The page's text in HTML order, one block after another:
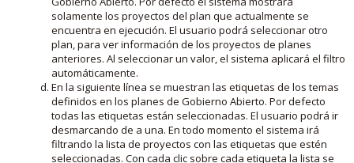
solamente los proyectos del plan que actualmente se
encuentra en ejecución. El usuario podrá seleccionar otro
plan, para ver información de los proyectos de planes
anteriores. Al seleccionar un valor, el sistema aplicará el filtro
automáticamente.
En la siguiente línea se muestran las etiquetas de los temas
definidos en los planes de Gobierno Abierto. Por defecto
todas las etiquetas están seleccionadas. El usuario podrá ir
desmarcando de a una. En todo momento el sistema irá
filtrando la lista de proyectos con las etiquetas que estén
seleccionadas. Con cada clic sobre cada etiqueta la lista se